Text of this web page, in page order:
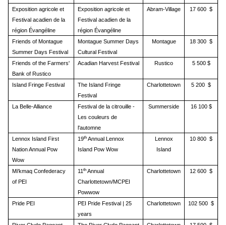
Exposition agricole et
Festival acadien de la
région Évangéline
Exposition agricole et
Festival acadien de la
région Évangéline
Abram-Village 17 600 $
Friends of Montague
Summer Days Festival
Montague Summer Days
Cultural Festival
Montague 18 300 $
Friends of the Farmers'
Bank of Rustico
Acadian Harvest Festival Rustico 5 500 $
Island Fringe Festival
The Island Fringe
Festival
Charlottetown 5 200 $
La Belle-Alliance
Festival de la citrouille -
Les couleurs de
l'automne
Summerside 16 100 $
Lennox Island First
Nation Annual Pow
Wow
19th Annual Lennox
Island Pow Wow
Lennox
Island
10 800 $
Mi'kmaq Confederacy
of PEI
11 th Annual
Charlottetown/MCPEI
Powwow
Charlottetown 12 600 $
Pride PEI
PEI Pride Festival | 25
years
Charlottetown 102 500 $